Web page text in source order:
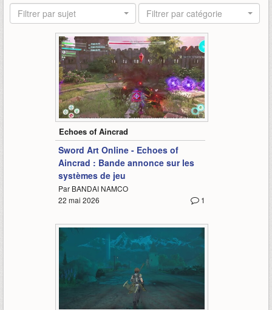
Filtrer par sujet Filtrer par catégorie
6:56
Echoes of Aincrad
Sword Art Online - Echoes of
Aincrad : Bande annonce sur les
systèmes de jeu
Par BANDAI NAMCO
1
22 mai 2026